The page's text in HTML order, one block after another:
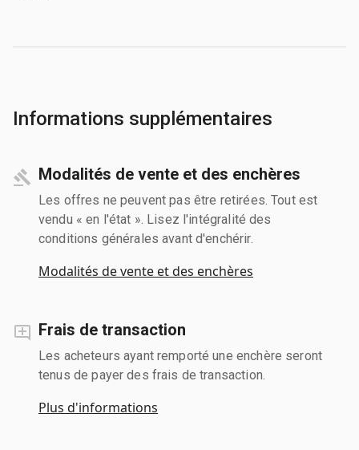
Informations supplémentaires
Modalités de vente et des enchères
Les offres ne peuvent pas être retirées. Tout est
vendu « en l'état ». Lisez l'intégralité des
conditions générales avant d'enchérir.
Modalités de vente et des enchères
Frais de transaction
Les acheteurs ayant remporté une enchère seront
tenus de payer des frais de transaction.
Plus d'informations